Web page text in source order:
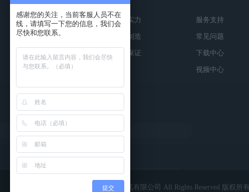
按种类
按功率
按应用
研发实力
精工制造
品质保证
服务支持
常见问题
下载中心
视频中心
Copyright © 2022 深圳市英能电气有限公司 All Rights Reserved 版权所有
感谢您的关注，当前客服人员不在
线，请填写一下您的信息，我们会
尽快和您联系。
提交